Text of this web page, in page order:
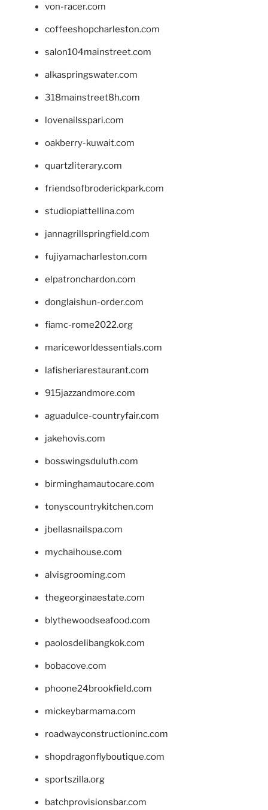
von-racer.com
coffeeshopcharleston.com
salon104mainstreet.com
alkaspringswater.com
318mainstreet8h.com
lovenailsspari.com
oakberry-kuwait.com
quartzliterary.com
friendsofbroderickpark.com
studiopiattellina.com
jannagrillspringfield.com
fujiyamacharleston.com
elpatronchardon.com
donglaishun-order.com
fiamc-rome2022.org
mariceworldessentials.com
lafisheriarestaurant.com
915jazzandmore.com
aguadulce-countryfair.com
jakehovis.com
bosswingsduluth.com
birminghamautocare.com
tonyscountrykitchen.com
jbellasnailspa.com
mychaihouse.com
alvisgrooming.com
thegeorginaestate.com
blythewoodseafood.com
paolosdelibangkok.com
bobacove.com
phoone24brookfield.com
mickeybarmama.com
roadwayconstructioninc.com
shopdragonflyboutique.com
sportszilla.org
batchprovisionsbar.com